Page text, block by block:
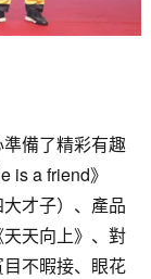
備了精彩有趣
is a friend》
才子）、產品
天向上》、對
不暇接、眼花